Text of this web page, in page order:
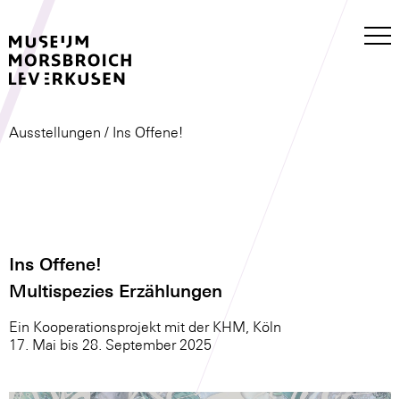
Ausstellungen / Ins Offene!
Ins Offene!
Multispezies Erzählungen
Ein Kooperationsprojekt mit der KHM, Köln
17. Mai bis 28. September 2025